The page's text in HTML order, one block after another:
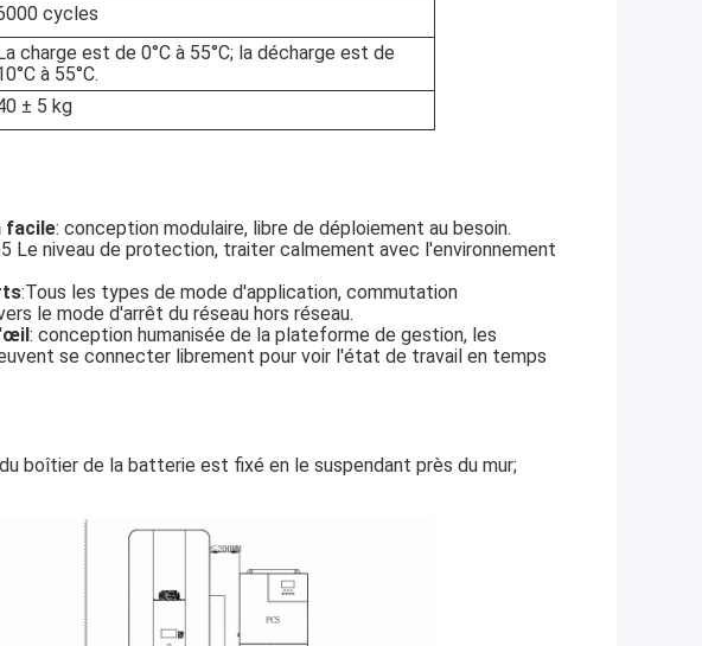
cycles
La charge est de 0°C à 55°C; la décharge est de
à 55°C.
± 5 kg
facile: conception modulaire, libre de déploiement au besoin.
Le niveau de protection, traiter calmement avec l'environnement
:Tous les types de mode d'application, commutation
le mode d'arrêt du réseau hors réseau.
: conception humanisée de la plateforme de gestion, les
se connecter librement pour voir l'état de travail en temps
boîtier de la batterie est fixé en le suspendant près du mur;